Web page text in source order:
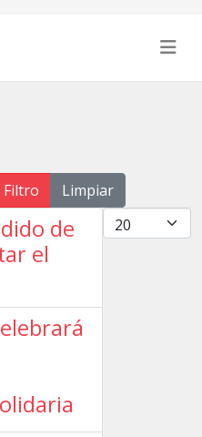
Filtro
Limpiar
Cantidad
de
el